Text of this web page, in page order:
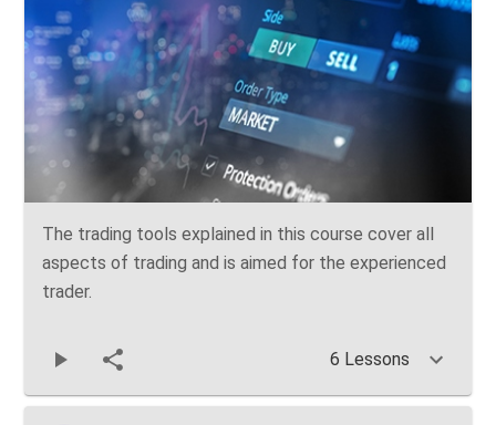
The trading tools explained in this course cover all
aspects of trading and is aimed for the experienced
trader.
6 Lessons